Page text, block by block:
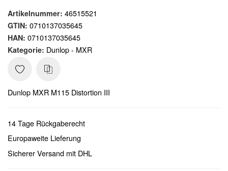
Artikelnummer: 46515521
GTIN: 0710137035645
HAN: 0710137035645
Kategorie: Dunlop - MXR
Dunlop MXR M115 Distortion III
14 Tage Rückgaberecht
Europaweite Lieferung
Sicherer Versand mit DHL